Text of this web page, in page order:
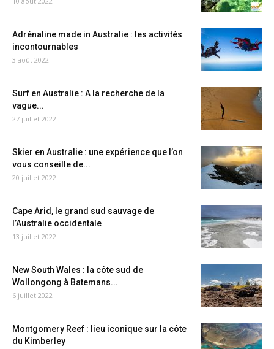
Adrénaline made in Australie : les activités
incontournables
3 août 2022
Surf en Australie : A la recherche de la
vague...
27 juillet 2022
Skier en Australie : une expérience que l’on
vous conseille de...
20 juillet 2022
Cape Arid, le grand sud sauvage de
l’Australie occidentale
13 juillet 2022
New South Wales : la côte sud de
Wollongong à Batemans...
6 juillet 2022
Montgomery Reef : lieu iconique sur la côte
du Kimberley